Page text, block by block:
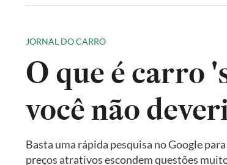
JORNAL DO CARRO
O que é carro
você não
Basta uma rápida pesquisa no Google
preços atrativos escondem questões